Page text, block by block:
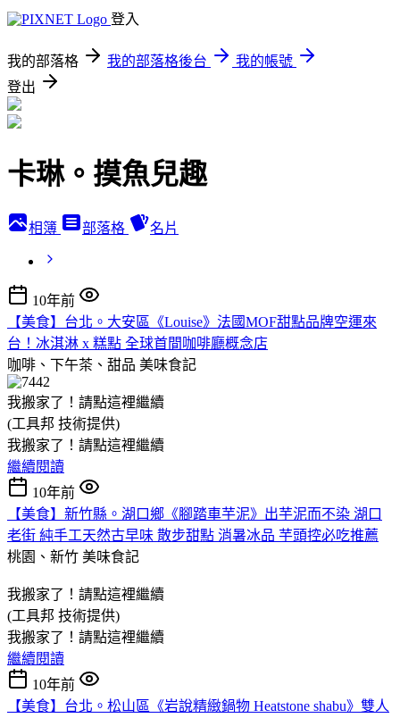
登入
我的部落格 我的部落格後台
我的帳號
登出
卡琳。摸魚兒趣
相簿 部落格 名片
10年前
【美食】台北。大安區《Louise》法國MOF甜點品牌空運來
台！冰淇淋 x 糕點 全球首間咖啡廳概念店
咖啡、下午茶、甜品 美味食記
我搬家了！請點這裡繼續
(工具邦 技術提供)
我搬家了！請點這裡繼續
繼續閱讀
10年前
【美食】新竹縣。湖口鄉《腳踏車芋泥》出芋泥而不染 湖口
老街 純手工天然古早味 散步甜點 消暑冰品 芋頭控必吃推薦
桃園、新竹 美味食記
我搬家了！請點這裡繼續
(工具邦 技術提供)
我搬家了！請點這裡繼續
繼續閱讀
10年前
【美食】台北。松山區《岩說精緻鍋物 Heatstone shabu》雙人